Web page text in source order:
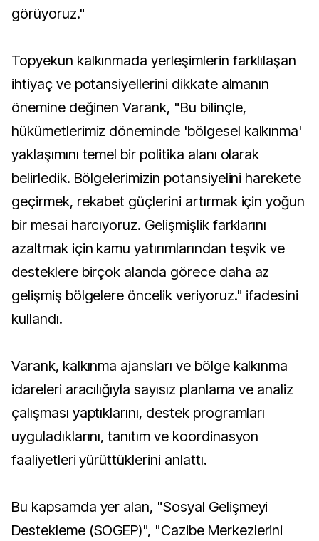
görüyoruz."
Topyekun kalkınmada yerleşimlerin farklılaşan
ihtiyaç ve potansiyellerini dikkate almanın
önemine değinen Varank, "Bu bilinçle,
hükümetlerimiz döneminde 'bölgesel kalkınma'
yaklaşımını temel bir politika alanı olarak
belirledik. Bölgelerimizin potansiyelini harekete
geçirmek, rekabet güçlerini artırmak için yoğun
bir mesai harcıyoruz. Gelişmişlik farklarını
azaltmak için kamu yatırımlarından teşvik ve
desteklere birçok alanda görece daha az
gelişmiş bölgelere öncelik veriyoruz." ifadesini
kullandı.
Varank, kalkınma ajansları ve bölge kalkınma
idareleri aracılığıyla sayısız planlama ve analiz
çalışması yaptıklarını, destek programları
uyguladıklarını, tanıtım ve koordinasyon
faaliyetleri yürüttüklerini anlattı.
Bu kapsamda yer alan, "Sosyal Gelişmeyi
Destekleme (SOGEP)", "Cazibe Merkezlerini